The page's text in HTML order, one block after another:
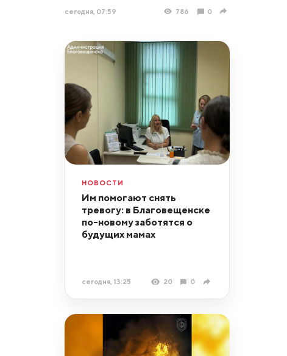
сегодня, 07:59 786 0
НОВОСТИ
Им помогают снять
тревогу: в Благовещенске
по-новому заботятся о
будущих мамах
сегодня, 13:25 20 0